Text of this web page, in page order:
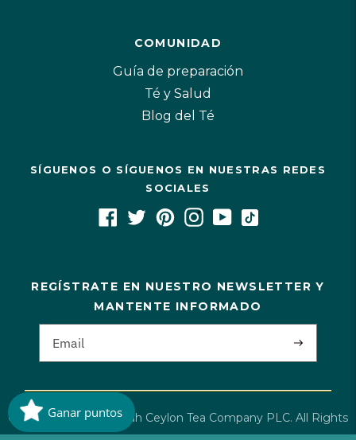
COMUNIDAD
Guía de preparación
Té y Salud
Blog del Té
SÍGUENOS O SÍGUENOS EN NUESTRAS REDES
SOCIALES
REGÍSTRATE EN NUESTRO NEWSLETTER Y
MANTENTE INFORMADO
Copyright©2026 Dilmah Ceylon Tea Company PLC. All Rights
Ganar puntos